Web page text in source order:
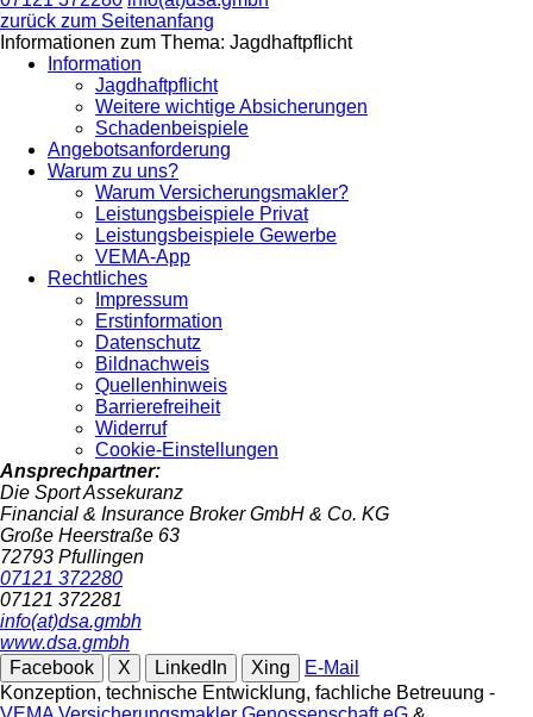
zurück zum Seitenanfang
Informationen zum Thema: Jagdhaftpflicht
Information
Jagdhaftpflicht
Weitere wichtige Absicherungen
Schadenbeispiele
Angebotsanforderung
Warum zu uns?
Warum Versicherungsmakler?
Leistungsbeispiele Privat
Leistungsbeispiele Gewerbe
VEMA-App
Rechtliches
Impressum
Erstinformation
Datenschutz
Bildnachweis
Quellenhinweis
Barrierefreiheit
Widerruf
Cookie-Einstellungen
Ansprechpartner:
Die Sport Assekuranz
Financial & Insurance Broker GmbH & Co. KG
Große Heerstraße 63
72793 Pfullingen
07121 372280
07121 372281
info(at)dsa.gmbh
www.dsa.gmbh
Facebook
X LinkedIn Xing
E-Mail
Konzeption, technische Entwicklung, fachliche Betreuung -